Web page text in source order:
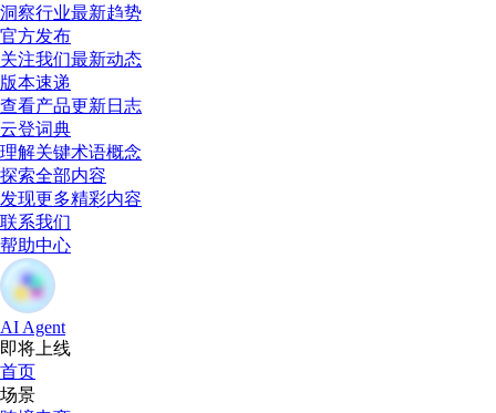
洞察行业最新趋势
官方发布
关注我们最新动态
版本速递
查看产品更新日志
云登词典
理解关键术语概念
探索全部内容
发现更多精彩内容
联系我们
帮助中心
AI Agent
即将上线
首页
场景